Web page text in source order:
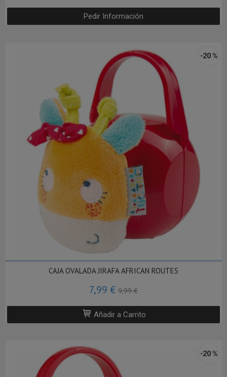
Pedir Información
-20 %
CAJA OVALADA JIRAFA AFRICAN ROUTES
7,99 € 9,99 €
Añadir a Carrito
-20 %